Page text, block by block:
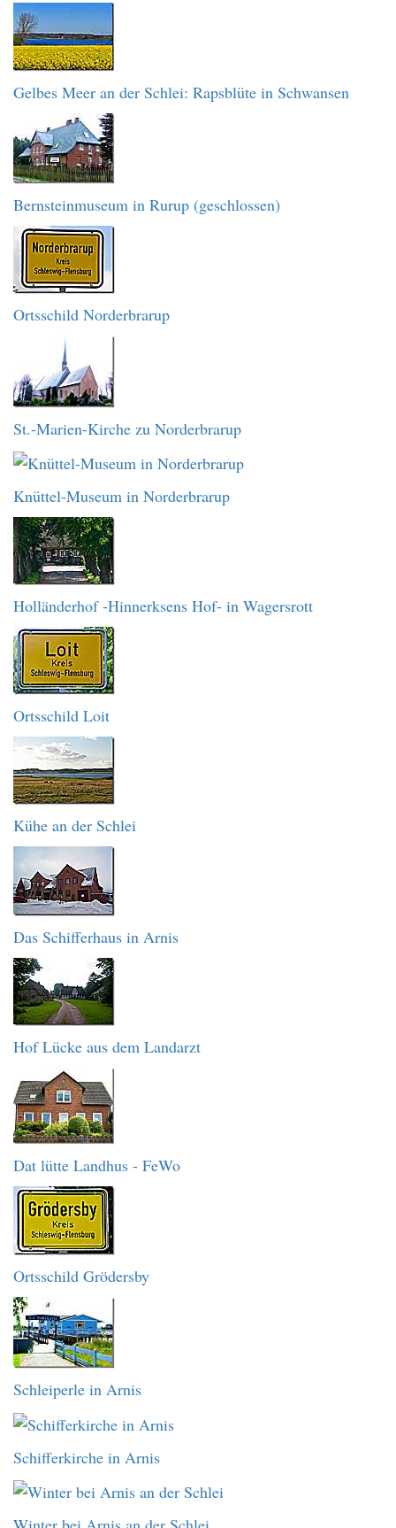
Gelbes Meer an der Schlei: Rapsblüte in Schwansen
Bernsteinmuseum in Rurup (geschlossen)
Ortsschild Norderbrarup
St.-Marien-Kirche zu Norderbrarup
Knüttel-Museum in Norderbrarup
Holländerhof -Hinnerksens Hof- in Wagersrott
Ortsschild Loit
Kühe an der Schlei
Das Schifferhaus in Arnis
Hof Lücke aus dem Landarzt
Dat lütte Landhus - FeWo
Ortsschild Grödersby
Schleiperle in Arnis
Schifferkirche in Arnis